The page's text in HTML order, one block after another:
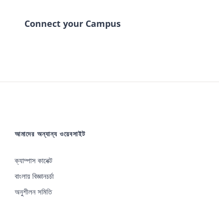
Connect your Campus
আমাদের অন্যান্য ওয়েবসাইট
ক্যাম্পাস কানেক্ট
বাংলায় বিজ্ঞানচর্চা
অনুশীলন সমিতি